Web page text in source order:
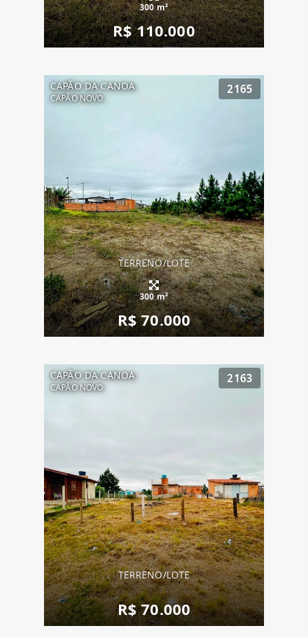
300 m²
R$ 110.000
CAPÃO DA CANOA
CAPÃO NOVO
2165
TERRENO/LOTE
300 m²
R$ 70.000
CAPÃO DA CANOA
CAPÃO NOVO
2163
TERRENO/LOTE
R$ 70.000